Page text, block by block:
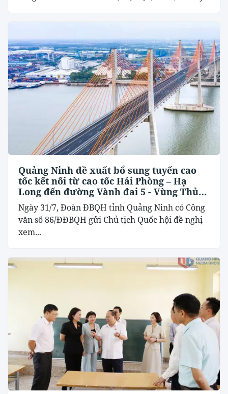
Quảng Ninh đề xuất bổ sung tuyến cao
tốc kết nối từ cao tốc Hải Phòng – Hạ
Long đến đường Vành đai 5 - Vùng Thủ
đô Hà Nội
Ngày 31/7, Đoàn ĐBQH tỉnh Quảng Ninh có Công
văn số 86/ĐĐBQH gửi Chủ tịch Quốc hội đề nghị
xem...